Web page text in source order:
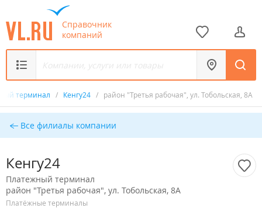
Справочник
компаний
терминал / Кенгу24 / район "Третья рабочая", ул. Тобольская, 8А
Все филиалы компании
Кенгу24
Платежный терминал
район "Третья рабочая", ул. Тобольская, 8А
Платёжные терминалы